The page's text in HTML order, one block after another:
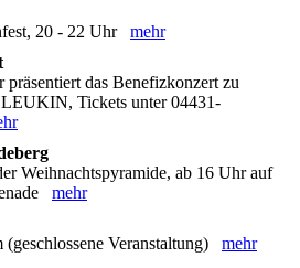
20 - 22 Uhr mehr
präsentiert das Benefizkonzert zu
Tickets unter 04431-
Weihnachtspyramide, ab 16 Uhr auf
mehr
(geschlossene Veranstaltung) mehr